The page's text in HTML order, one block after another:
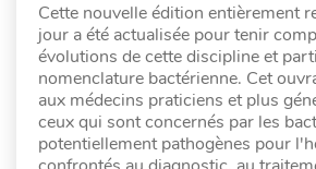
Cette nouvelle édition entièrement
jour a été actualisée pour tenir
évolutions de cette discipline et
nomenclature bactérienne. Cet
aux médecins praticiens et plus
ceux qui sont concernés par les
potentiellement pathogènes pour